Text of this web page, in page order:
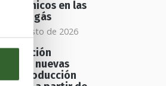
orgánicos en las
biogás
de agosto de 2026
abre nuevas
la producción